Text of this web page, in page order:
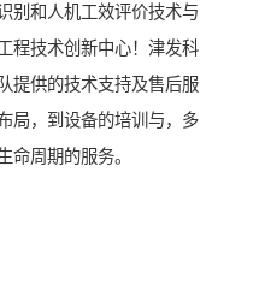
别和人机工效评价技术与
程技术创新中心！津发科
提供的技术支持及售后服
局，到设备的培训与，多
命周期的服务。